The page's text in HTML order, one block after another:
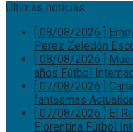
Últimas noticias:
[ 08/08/2026 ]
Pérez Zeledón
[ 08/08/2026 ]
años Fútbol
[ 07/08/2026 ]
fantasmas
[ 07/08/2026 ] El
Fiorentina Fútbol